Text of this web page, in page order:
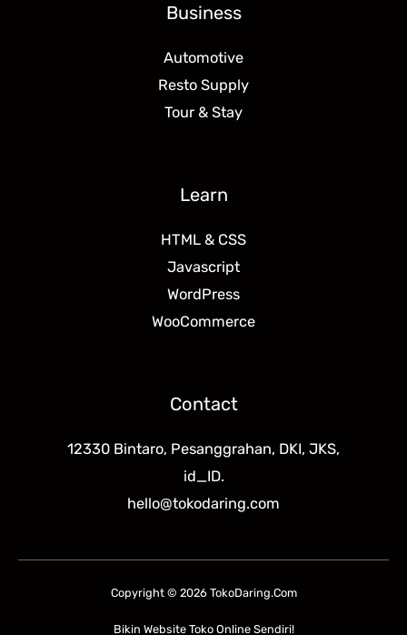
Business
Automotive
Resto Supply
Tour & Stay
Learn
HTML & CSS
Javascript
WordPress
WooCommerce
Contact
12330 Bintaro, Pesanggrahan, DKI, JKS,
id_ID.
hello@tokodaring.com
Copyright © 2026 TokoDaring.Com
Bikin Website Toko Online Sendiri!